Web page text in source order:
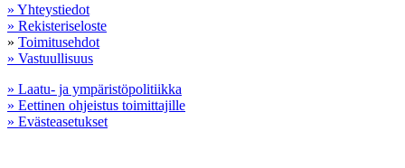
» Yhteystiedot
» Rekisteriseloste
» Toimitusehdot
» Vastuullisuus
» Laatu- ja ympäristöpolitiikka
» Eettinen ohjeistus toimittajille
» Evästeasetukset